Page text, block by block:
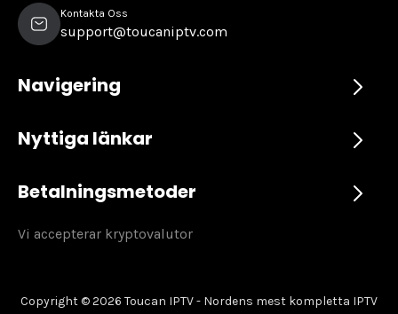
Kontakta Oss
support@toucaniptv.com
Navigering
Nyttiga länkar
Betalningsmetoder
Vi accepterar kryptovalutor
Copyright © 2026 Toucan IPTV - Nordens mest kompletta IPTV